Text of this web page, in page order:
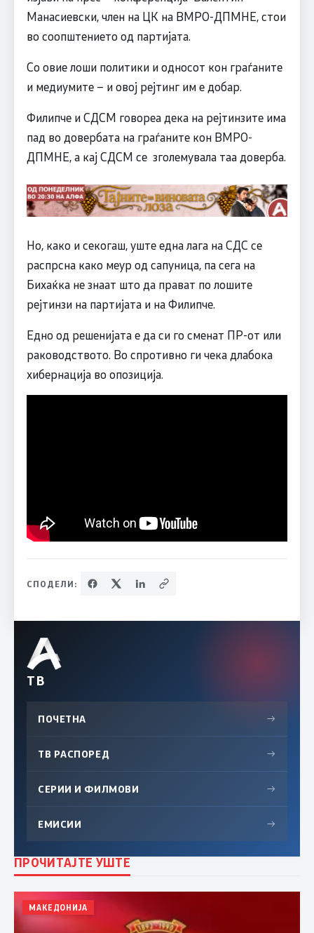
Манасиевски, член на ЦК на ВМРО-ДПМНЕ, стои
во соопштението од партијата.
Со овие лоши политики и односот кон граѓаните
и медиумите – и овој рејтинг им е добар.
Филипче и СДСM говореа дека на рејтинзите има
пад во довербата на граѓаните кон ВМРО-
ДПМНЕ, а кај СДСM се зголемувала таа доверба.
Но, како и секогаш, уште една лага на СДС се
распрсна како меур од сапуница, па сега на
Бихаќка не знаат што да прават по лошите
рејтинзи на партијата и на Филипче.
Едно од решенијата е да си го сменат ПР-от или
раководството. Во спротивно ги чека длабока
хибернација во опозиција.
СПОДЕЛИ:
ТВ
ПОЧЕТНА →
ТВ РАСПОРЕД →
СЕРИИ И ФИЛМОВИ →
ЕМИСИИ →
ПРОЧИТАЈТЕ УШТЕ
МАКЕДОНИЈА